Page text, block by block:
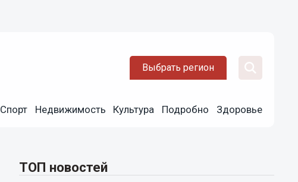
Выбрать регион
Спорт Недвижимость Культура Подробно Здоровье
ТОП новостей